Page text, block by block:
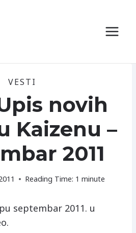
VESTI
novih
Kaizenu –
2011
Reading Time: 1 minute
septembar 2011. u